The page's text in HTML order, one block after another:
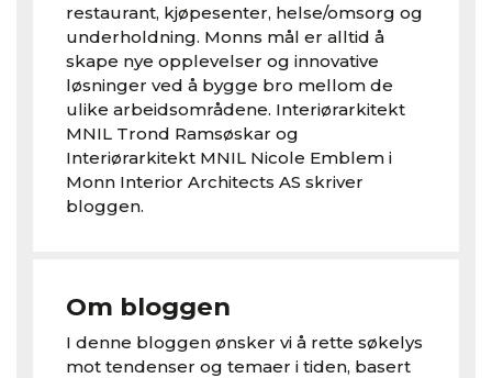
restaurant, kjøpesenter, helse/omsorg og
underholdning. Monns mål er alltid å
skape nye opplevelser og innovative
løsninger ved å bygge bro mellom de
ulike arbeidsområdene. Interiørarkitekt
MNIL Trond Ramsøskar og
Interiørarkitekt MNIL Nicole Emblem i
Monn Interior Architects AS skriver
bloggen.
Om bloggen
I denne bloggen ønsker vi å rette søkelys
mot tendenser og temaer i tiden, basert